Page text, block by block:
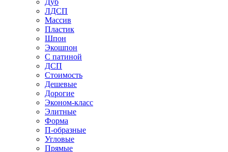
Дуб
ЛДСП
Массив
Пластик
Шпон
Экошпон
С патиной
ДСП
Стоимость
Дешевые
Дорогие
Эконом-класс
Элитные
Форма
П-образные
Угловые
Прямые